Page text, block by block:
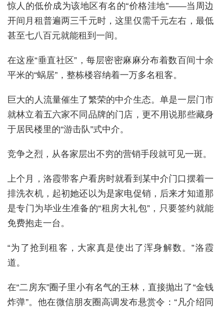
惊人的低价成为该地区有名的“价格洼地”——当周边
开间月租普遍两三千元时，这里仅需千元左右，最低
甚至七八百元就能租到一间。
在这座“垂直社区”，每层密密麻麻分布着数百间十余
平米的“蜗居”，整栋楼容纳着一万多名租客。
巨大的人流量催生了繁荣的中介生态。单是一层门市
就林立着五六家不同品牌的门店，更不用说那些藏身
于居民楼里的“游击队”式中介。
竞争之烈，从各家层出不穷的营销手段就可见一斑。
上个月，洛霞带客户看房时就看到某中介门口摆着一
排洗衣机，起初她还以为是家电促销，后来才知道那
是专门为毕业生准备的“租房大礼包”，只要签约就能
免费抱走一台。
“为了抢到租客，大家真是使出了浑身解数。”洛霞
道。
在“二房东”圈子里小有名气的王林，直接抛出了“金钱
炸弹”。他在微信朋友圈高调发布悬赏令：“凡介绍同